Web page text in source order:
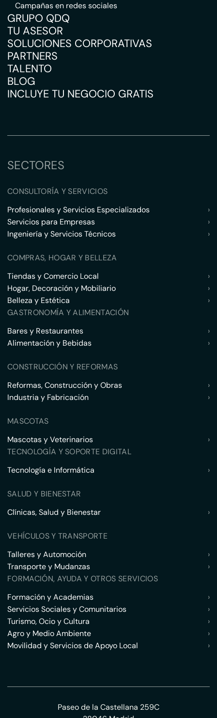
Campañas en redes sociales
GRUPO QDQ
TU ASESOR
SOLUCIONES CORPORATIVAS
PARTNERS
TALENTO
BLOG
INCLUYE TU NEGOCIO GRATIS
SECTORES
CONSULTORÍA Y SERVICIOS
Profesionales y Servicios Especializados
›
Servicios para Empresas
›
Ingeniería y Servicios Técnicos
›
COMPRAS, HOGAR Y BELLEZA
Tiendas y Comercio Local
›
Hogar, Decoración y Mobiliario
›
Belleza y Estética
›
GASTRONOMÍA Y ALIMENTACIÓN
Bares y Restaurantes
›
Alimentación y Bebidas
›
CONSTRUCCIÓN Y REFORMAS
Reformas, Construcción y Obras
›
Industria y Fabricación
›
MASCOTAS
Mascotas y Veterinarios
›
TECNOLOGÍA Y SOPORTE DIGITAL
Tecnología e Informática
›
SALUD Y BIENESTAR
Clínicas, Salud y Bienestar
›
VEHÍCULOS Y TRANSPORTE
Talleres y Automoción
›
Transporte y Mudanzas
›
FORMACIÓN, AYUDA Y OTROS SERVICIOS
Formación y Academias
›
Servicios Sociales y Comunitarios
›
Turismo, Ocio y Cultura
›
Agro y Medio Ambiente
›
Movilidad y Servicios de Apoyo Local
›
Paseo de la Castellana 259C